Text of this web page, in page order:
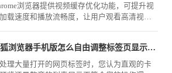
浏览器提供视频缓存优化功能，可提升视
载速度和播放流畅度，让用户观看高清视频
火狐浏览器手机版怎么自由调整标签页显示模式
理大量打开的网页标签时，您认为直观的卡